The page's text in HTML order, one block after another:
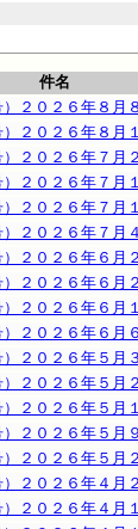
件名
２０２６年８月
２０２６年８月
２０２６年７月
２０２６年７月
２０２６年７月
２０２６年７月
２０２６年６月
２０２６年６月
２０２６年６月
２０２６年６月
２０２６年５月
２０２６年５月
２０２６年５月
２０２６年５月
２０２６年５月
２０２６年４月
２０２６年４月